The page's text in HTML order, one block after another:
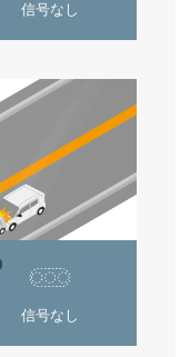
信号なし
信号なし